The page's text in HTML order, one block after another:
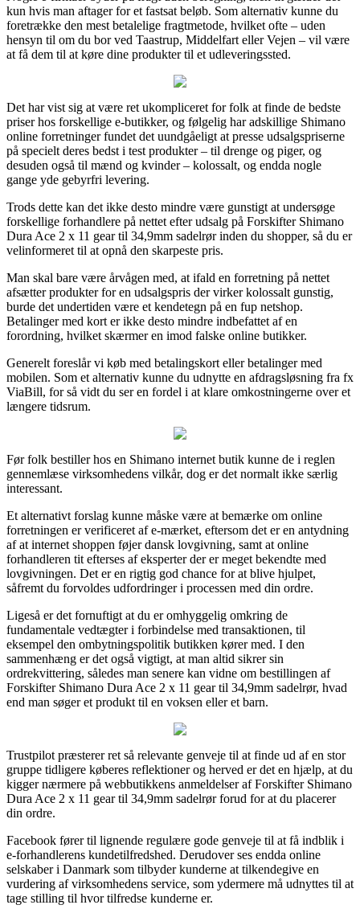
kun hvis man aftager for et fastsat beløb. Som alternativ kunne du
foretrække den mest betalelige fragtmetode, hvilket ofte – uden
hensyn til om du bor ved Taastrup, Middelfart eller Vejen – vil være
at få dem til at køre dine produkter til et udleveringssted.
Det har vist sig at være ret ukompliceret for folk at finde de bedste
priser hos forskellige e-butikker, og følgelig har adskillige Shimano
online forretninger fundet det uundgåeligt at presse udsalgspriserne
på specielt deres bedst i test produkter – til drenge og piger, og
desuden også til mænd og kvinder – kolossalt, og endda nogle
gange yde gebyrfri levering.
Trods dette kan det ikke desto mindre være gunstigt at undersøge
forskellige forhandlere på nettet efter udsalg på Forskifter Shimano
Dura Ace 2 x 11 gear til 34,9mm sadelrør inden du shopper, så du er
velinformeret til at opnå den skarpeste pris.
Man skal bare være årvågen med, at ifald en forretning på nettet
afsætter produkter for en udsalgspris der virker kolossalt gunstig,
burde det undertiden være et kendetegn på en fup netshop.
Betalinger med kort er ikke desto mindre indbefattet af en
forordning, hvilket skærmer en imod falske online butikker.
Generelt foreslår vi køb med betalingskort eller betalinger med
mobilen. Som et alternativ kunne du udnytte en afdragsløsning fra fx
ViaBill, for så vidt du ser en fordel i at klare omkostningerne over et
længere tidsrum.
Før folk bestiller hos en Shimano internet butik kunne de i reglen
gennemlæse virksomhedens vilkår, dog er det normalt ikke særlig
interessant.
Et alternativt forslag kunne måske være at bemærke om online
forretningen er verificeret af e-mærket, eftersom det er en antydning
af at internet shoppen føjer dansk lovgivning, samt at online
forhandleren tit efterses af eksperter der er meget bekendte med
lovgivningen. Det er en rigtig god chance for at blive hjulpet,
såfremt du forvoldes udfordringer i processen med din ordre.
Ligeså er det fornuftigt at du er omhyggelig omkring de
fundamentale vedtægter i forbindelse med transaktionen, til
eksempel den ombytningspolitik butikken kører med. I den
sammenhæng er det også vigtigt, at man altid sikrer sin
ordrekvittering, således man senere kan vidne om bestillingen af
Forskifter Shimano Dura Ace 2 x 11 gear til 34,9mm sadelrør, hvad
end man søger et produkt til en voksen eller et barn.
Trustpilot præsterer ret så relevante genveje til at finde ud af en stor
gruppe tidligere køberes reflektioner og herved er det en hjælp, at du
kigger nærmere på webbutikkens anmeldelser af Forskifter Shimano
Dura Ace 2 x 11 gear til 34,9mm sadelrør forud for at du placerer
din ordre.
Facebook fører til lignende regulære gode genveje til at få indblik i
e-forhandlerens kundetilfredshed. Derudover ses endda online
selskaber i Danmark som tilbyder kunderne at tilkendegive en
vurdering af virksomhedens service, som ydermere må udnyttes til at
tage stilling til hvor tilfredse kunderne er.